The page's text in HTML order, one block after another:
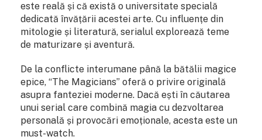
este reală și că există o universitate specială
dedicată învățării acestei arte. Cu influențe din
mitologie și literatură, serialul explorează teme
de maturizare și aventură.
De la conflicte interumane până la bătălii magice
epice, “The Magicians” oferă o privire originală
asupra fanteziei moderne. Dacă ești în căutarea
unui serial care combină magia cu dezvoltarea
personală și provocări emoționale, acesta este un
must-watch.